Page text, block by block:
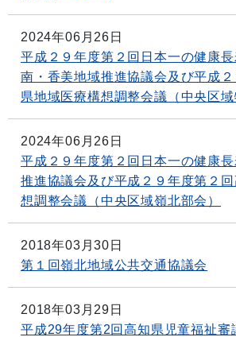
2024年06月26日
平成２９年度第２回日本一の健康
南・香美地域推進協議会及び平成
県地域医療構想調整会議（中央区域
2024年06月26日
平成２９年度第２回日本一の健康
推進協議会及び平成２９年度第２
想調整会議（中央区域嶺北部会）
2018年03月30日
第１回嶺北地域公共交通協議会
2018年03月29日
平成29年度第2回高知県児童福祉審